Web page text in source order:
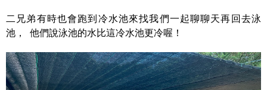
二兄弟有時也會跑到冷水池來找我們一起聊聊天再回去泳
池， 他們說泳池的水比這冷水池更冷喔！